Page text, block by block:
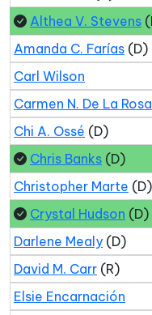
Althea V. Stevens
Amanda C. Farías (D)
Carl Wilson
Carmen N. De La Rosa
Chi A. Ossé (D)
Chris Banks (D)
Christopher Marte (D)
Crystal Hudson (D)
Darlene Mealy (D)
David M. Carr (R)
Elsie Encarnación